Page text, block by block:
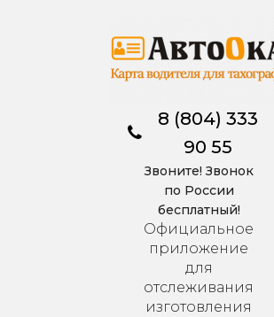
Официальное
приложение
для
отслеживания
изготовления
8 (804) 333
90 55
Звоните! Звонок
по России
бесплатный!